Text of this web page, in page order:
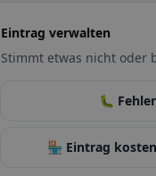
Eintrag verwalten
Stimmt etwas nicht oder
🐛
🏪 Eintrag